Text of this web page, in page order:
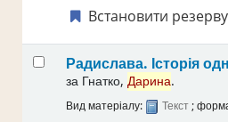
Встановити
Радислава. Історія
за Гнатко, Дарина.
Вид матеріалу: Текст;